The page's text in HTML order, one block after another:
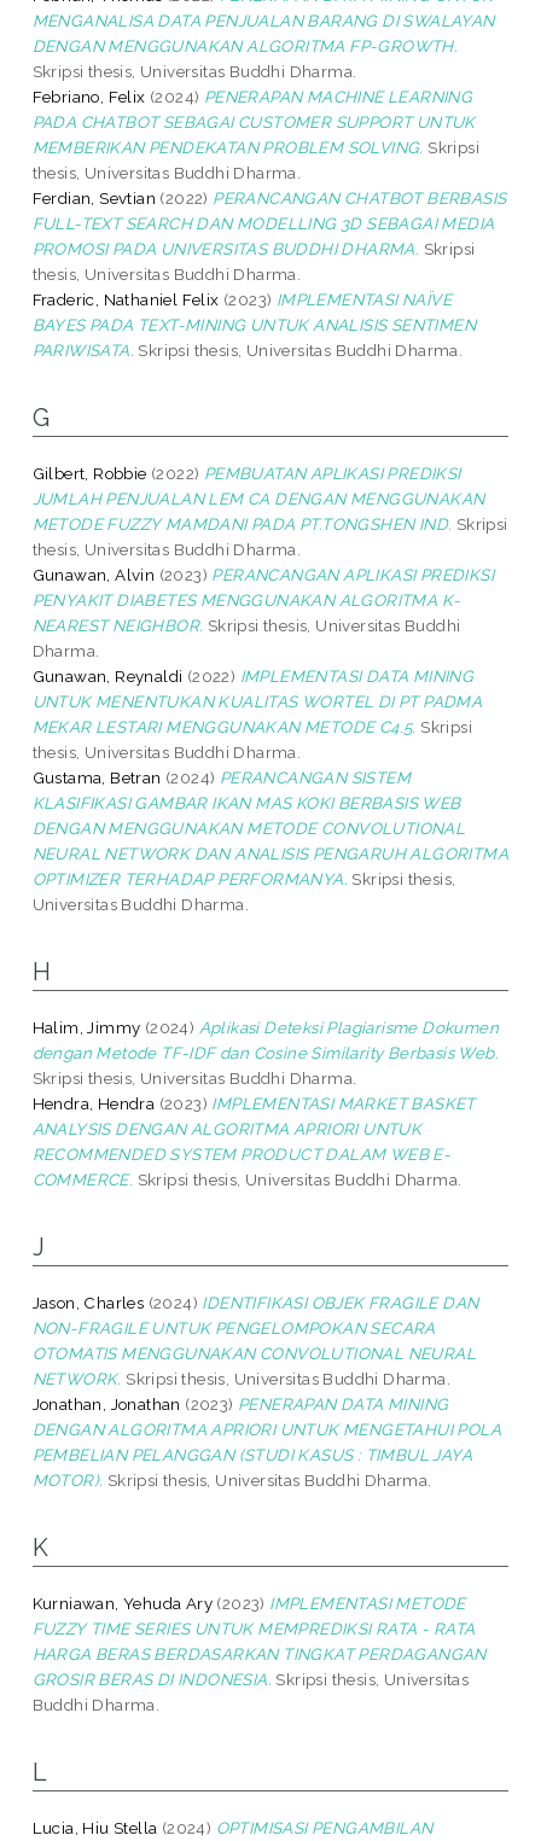
MENGANALISA DATA PENJUALAN BARANG DI SWALAYAN
DENGAN MENGGUNAKAN ALGORITMA FP-GROWTH.
Skripsi thesis, Universitas Buddhi Dharma.
Febriano, Felix (2024) PENERAPAN MACHINE LEARNING
PADA CHATBOT SEBAGAI CUSTOMER SUPPORT UNTUK
MEMBERIKAN PENDEKATAN PROBLEM SOLVING. Skripsi
thesis, Universitas Buddhi Dharma.
Ferdian, Sevtian (2022) PERANCANGAN CHATBOT BERBASIS
FULL-TEXT SEARCH DAN MODELLING 3D SEBAGAI MEDIA
PROMOSI PADA UNIVERSITAS BUDDHI DHARMA. Skripsi
thesis, Universitas Buddhi Dharma.
Fraderic, Nathaniel Felix (2023) IMPLEMENTASI NAÏVE
BAYES PADA TEXT-MINING UNTUK ANALISIS SENTIMEN
PARIWISATA. Skripsi thesis, Universitas Buddhi Dharma.
G
Gilbert, Robbie (2022) PEMBUATAN APLIKASI PREDIKSI
JUMLAH PENJUALAN LEM CA DENGAN MENGGUNAKAN
METODE FUZZY MAMDANI PADA PT.TONGSHEN IND. Skripsi
thesis, Universitas Buddhi Dharma.
Gunawan, Alvin (2023) PERANCANGAN APLIKASI PREDIKSI
PENYAKIT DIABETES MENGGUNAKAN ALGORITMA K-
NEAREST NEIGHBOR. Skripsi thesis, Universitas Buddhi
Dharma.
Gunawan, Reynaldi (2022) IMPLEMENTASI DATA MINING
UNTUK MENENTUKAN KUALITAS WORTEL DI PT PADMA
MEKAR LESTARI MENGGUNAKAN METODE C4.5. Skripsi
thesis, Universitas Buddhi Dharma.
Gustama, Betran (2024) PERANCANGAN SISTEM
KLASIFIKASI GAMBAR IKAN MAS KOKI BERBASIS WEB
DENGAN MENGGUNAKAN METODE CONVOLUTIONAL
NEURAL NETWORK DAN ANALISIS PENGARUH ALGORITMA
OPTIMIZER TERHADAP PERFORMANYA. Skripsi thesis,
Universitas Buddhi Dharma.
H
Halim, Jimmy (2024) Aplikasi Deteksi Plagiarisme Dokumen
dengan Metode TF-IDF dan Cosine Similarity Berbasis Web.
Skripsi thesis, Universitas Buddhi Dharma.
Hendra, Hendra (2023) IMPLEMENTASI MARKET BASKET
ANALYSIS DENGAN ALGORITMA APRIORI UNTUK
RECOMMENDED SYSTEM PRODUCT DALAM WEB E-
COMMERCE. Skripsi thesis, Universitas Buddhi Dharma.
J
Jason, Charles (2024) IDENTIFIKASI OBJEK FRAGILE DAN
NON-FRAGILE UNTUK PENGELOMPOKAN SECARA
OTOMATIS MENGGUNAKAN CONVOLUTIONAL NEURAL
NETWORK. Skripsi thesis, Universitas Buddhi Dharma.
Jonathan, Jonathan (2023) PENERAPAN DATA MINING
DENGAN ALGORITMA APRIORI UNTUK MENGETAHUI POLA
PEMBELIAN PELANGGAN (STUDI KASUS : TIMBUL JAYA
MOTOR). Skripsi thesis, Universitas Buddhi Dharma.
K
Kurniawan, Yehuda Ary (2023) IMPLEMENTASI METODE
FUZZY TIME SERIES UNTUK MEMPREDIKSI RATA - RATA
HARGA BERAS BERDASARKAN TINGKAT PERDAGANGAN
GROSIR BERAS DI INDONESIA. Skripsi thesis, Universitas
Buddhi Dharma.
L
Lucia, Hiu Stella (2024) OPTIMISASI PENGAMBILAN